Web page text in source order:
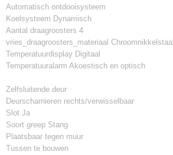
Automatisch ontdooisysteem
Koelsysteem Dynamisch
Aantal draagroosters 4
vries_draagroosters_materiaal Chroomnikkelstaal
Temperatuurdisplay Digitaal
Temperatuuralarm Akoestisch en optisch
Zelfsluitende deur
Deurscharnieren rechts/verwisselbaar
Slot Ja
Soort greep Stang
Plaatsbaar tegen muur
Tussen te bouwen